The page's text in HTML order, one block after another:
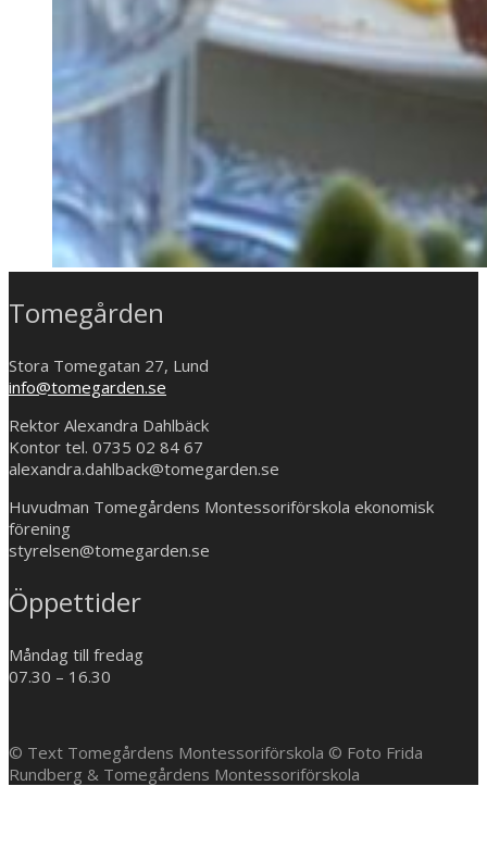
Tomegården
Stora Tomegatan 27, Lund
info@tomegarden.se
Rektor Alexandra Dahlbäck
Kontor tel. 0735 02 84 67
alexandra.dahlback@tomegarden.se
Huvudman Tomegårdens Montessoriförskola ekonomisk
förening
styrelsen@tomegarden.se
Öppettider
Måndag till fredag
07.30 – 16.30
© Text Tomegårdens Montessoriförskola © Foto Frida
Rundberg & Tomegårdens Montessoriförskola